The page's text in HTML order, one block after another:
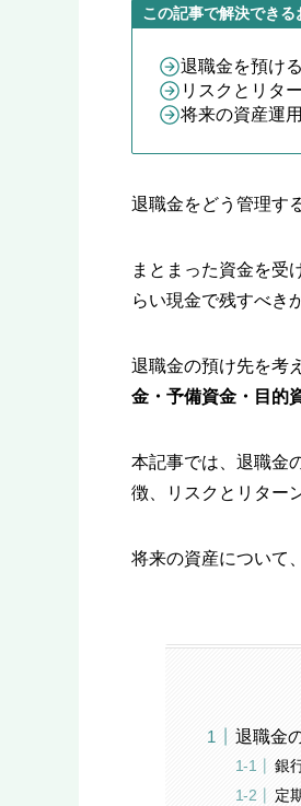
この記事で解決できる
退職金を預け
リスクとリタ
将来の資産運
退職金をどう管理す
まとまった資金を受
らい現金で残すべき
退職金の預け先を考
金・予備資金・目的
本記事では、退職金
徴、リスクとリター
将来の資産について
退職金
銀
定